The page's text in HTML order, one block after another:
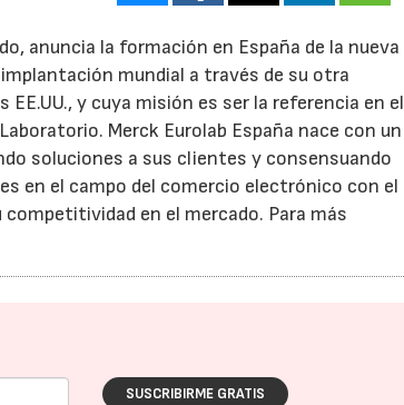
anuncia la formación en España de la nueva
mundial a través de su otra
y cuya misión es ser la referencia en el
Merck Eurolab España nace con un
soluciones a sus clientes y consensuando
en el campo del comercio electrónico con el
en el mercado. Para más
SUSCRIBIRME GRATIS